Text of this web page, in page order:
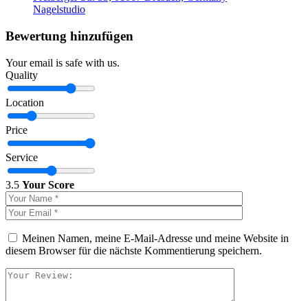
Nagelstudio
Bewertung hinzufügen
Your email is safe with us.
Quality
Location
Price
Service
3.5 Your Score
Meinen Namen, meine E-Mail-Adresse und meine Website in
diesem Browser für die nächste Kommentierung speichern.